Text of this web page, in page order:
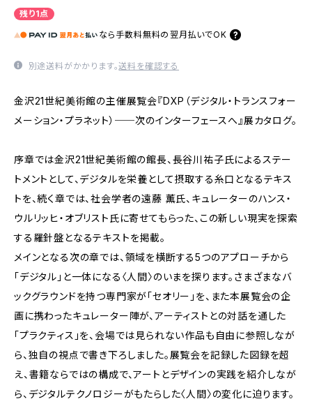
残り1点
なら 手数料無料の 翌月払いでOK
別途送料がかかります。送料を確認する
金沢21世紀美術館の主催展覧会『DXP（デジタル・トランスフォー
メーション・プラネット）──次のインターフェースへ』展カタログ。
序章では金沢21世紀美術館の館長、長谷川祐子氏によるステー
トメントとして、デジタルを栄養として摂取する糸口となるテキス
トを、続く章では、社会学者の遠藤 薫氏、キュレーターのハンス・
ウルリッヒ・オブリスト氏に寄せてもらった、この新しい現実を探索
する羅針盤となるテキストを掲載。
メインとなる次の章では、領域を横断する5つのアプローチから
「デジタル」と一体になる〈人間〉のいまを探ります。さまざまなバ
ックグラウンドを持つ専門家が「セオリー」を、また本展覧会の企
画に携わったキュレーター陣が、アーティストとの対話を通した
「プラクティス」を、会場では見られない作品も自由に参照しなが
ら、独自の視点で書き下ろしました。展覧会を記録した図録を超
え、書籍ならではの構成で、アートとデザインの実践を紹介しなが
ら、デジタルテクノロジーがもたらした〈人間〉の変化に迫ります。